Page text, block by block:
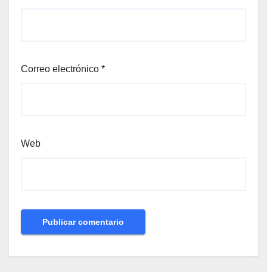
Correo electrónico *
Web